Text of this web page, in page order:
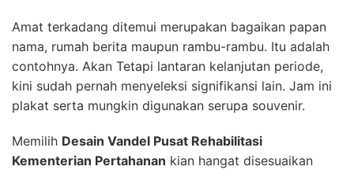
Amat terkadang ditemui merupakan bagaikan papan
nama, rumah berita maupun rambu-rambu. Itu adalah
contohnya. Akan Tetapi lantaran kelanjutan periode,
kini sudah pernah menyeleksi signifikansi lain. Jam ini
plakat serta mungkin digunakan serupa souvenir.
Memilih Desain Vandel Pusat Rehabilitasi
Kementerian Pertahanan kian hangat disesuaikan